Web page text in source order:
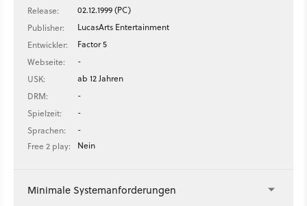
Release:
02.12.1999 (PC)
Publisher:
LucasArts Entertainment
Entwickler:
Factor 5
Webseite:
-
USK:
ab 12 Jahren
DRM:
-
Spielzeit:
-
Sprachen:
-
Free 2 play:
Nein
Minimale Systemanforderungen